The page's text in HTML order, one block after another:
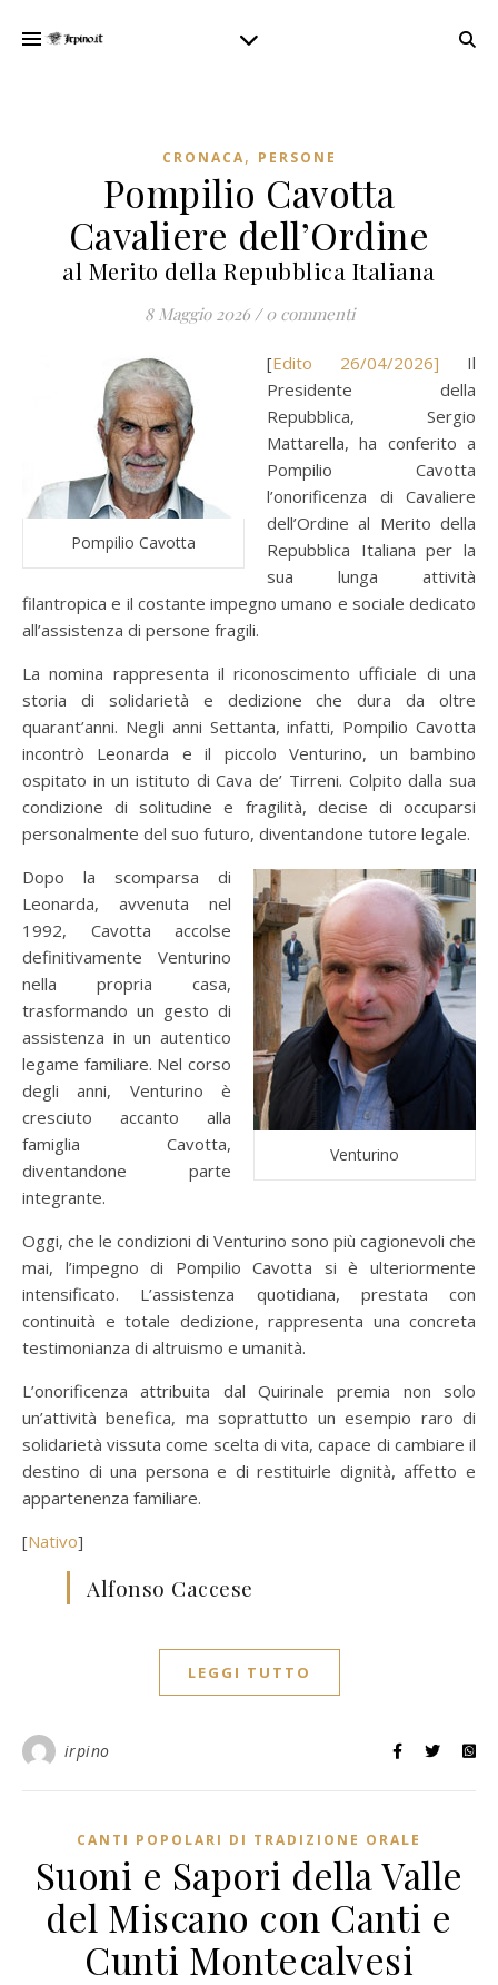
CRONACA, PERSONE
Pompilio Cavotta
Cavaliere dell’Ordine
al Merito della Repubblica Italiana
8 Maggio 2026 / 0 commenti
Pompilio Cavotta
[ Edito 26/04/2026] Il
Presidente della
Repubblica, Sergio
Mattarella, ha conferito a
Pompilio Cavotta
l’onorificenza di Cavaliere
dell’Ordine al Merito della
Repubblica Italiana per la
sua lunga attività
filantropica e il costante impegno umano e sociale dedicato
all’assistenza di persone fragili.
La nomina rappresenta il riconoscimento ufficiale di una
storia di solidarietà e dedizione che dura da oltre
quarant’anni. Negli anni Settanta, infatti, Pompilio Cavotta
incontrò Leonarda e il piccolo Venturino, un bambino
ospitato in un istituto di Cava de’ Tirreni. Colpito dalla sua
condizione di solitudine e fragilità, decise di occuparsi
personalmente del suo futuro, diventandone tutore legale.
Venturino
Dopo la scomparsa di
Leonarda, avvenuta nel
1992, Cavotta accolse
definitivamente Venturino
nella propria casa,
trasformando un gesto di
assistenza in un autentico
legame familiare. Nel corso
degli anni, Venturino è
cresciuto accanto alla
famiglia Cavotta,
diventandone parte
integrante.
Oggi, che le condizioni di Venturino sono più cagionevoli che
mai, l’impegno di Pompilio Cavotta si è ulteriormente
intensificato. L’assistenza quotidiana, prestata con
continuità e totale dedizione, rappresenta una concreta
testimonianza di altruismo e umanità.
L’onorificenza attribuita dal Quirinale premia non solo
un’attività benefica, ma soprattutto un esempio raro di
solidarietà vissuta come scelta di vita, capace di cambiare il
destino di una persona e di restituirle dignità, affetto e
appartenenza familiare.
[Nativo]
Alfonso Caccese
LEGGI TUTTO
irpino
CANTI POPOLARI DI TRADIZIONE ORALE
Suoni e Sapori della Valle
del Miscano con Canti e
Cunti Montecalvesi